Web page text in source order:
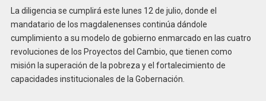
La diligencia se cumplirá este lunes 12 de julio, donde el
mandatario de los magdalenenses continúa dándole
cumplimiento a su modelo de gobierno enmarcado en las cuatro
revoluciones de los Proyectos del Cambio, que tienen como
misión la superación de la pobreza y el fortalecimiento de
capacidades institucionales de la Gobernación.